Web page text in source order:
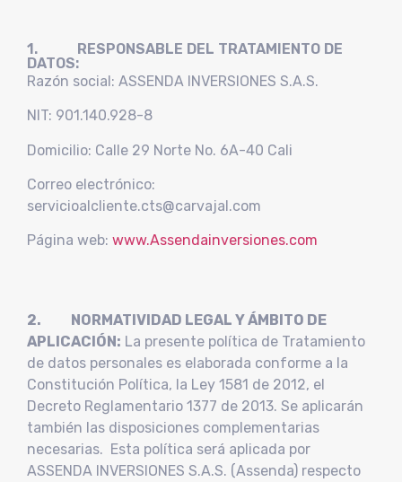
1. RESPONSABLE DEL TRATAMIENTO DE
DATOS:
Razón social: ASSENDA INVERSIONES S.A.S.
NIT: 901.140.928-8
Domicilio: Calle 29 Norte No. 6A-40 Cali
Correo electrónico:
servicioalcliente.cts@carvajal.com
Página web: www.Assendainversiones.com
2. NORMATIVIDAD LEGAL Y ÁMBITO DE
APLICACIÓN: La presente política de Tratamiento
de datos personales es elaborada conforme a la
Constitución Política, la Ley 1581 de 2012, el
Decreto Reglamentario 1377 de 2013. Se aplicarán
también las disposiciones complementarias
necesarias. Esta política será aplicada por
ASSENDA INVERSIONES S.A.S. (Assenda) respecto